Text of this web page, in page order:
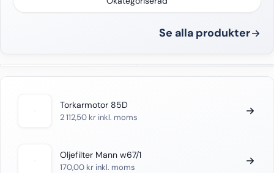
Se alla produkter
Torkarmotor 85D
2 112,50 kr inkl. moms
Oljefilter Mann w67/1
170,00 kr inkl. moms